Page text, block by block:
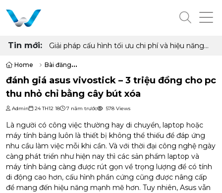
Tin mới:
Giải pháp cấu hình tối ưu chi phí và hiệu năng
5700G, 5700X và Radeon RX 6500XT, 7600
Home
Bài đăng
đánh giá asus vivostick – 3 triệu đồng cho pc thu nhỏ chỉ bằng cây
đánh giá asus vivostick – 3 triệu đồng cho pc
thu nhỏ chỉ bằng cây bút xóa
Admin 24 TH12 18 7 năm trước 578 Views
Là người có công việc thường hay di chuyển, laptop hoặc
máy tính bảng luôn là thiết bị không thể thiếu để đáp ứng
nhu cầu làm việc mỗi khi cần. Và với thời đại công nghệ ngày
càng phát triển như hiện nay thì các sản phẩm laptop và
máy tính bảng càng được rút gọn về trọng lượng để có tính
di động cao hơn, cấu hình phần cứng cũng được nâng cấp
để mang đến hiệu năng mạnh mẽ hơn. Tuy nhiên, Asus vẫn